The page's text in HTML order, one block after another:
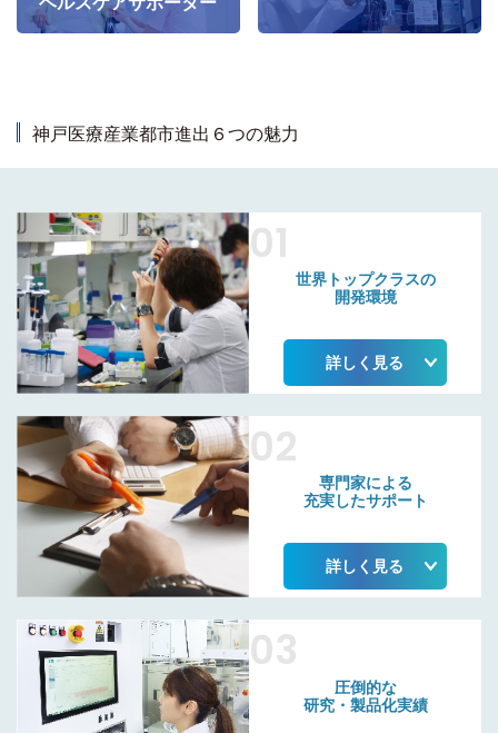
神戸医療産業都市進出６つの魅力
01
世界トップクラスの
開発環境
詳しく見る
02
専門家による
充実したサポート
詳しく見る
03
圧倒的な
研究・製品化実績